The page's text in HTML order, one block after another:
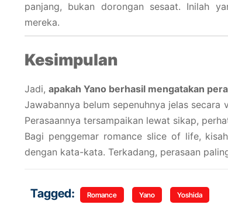
panjang, bukan dorongan sesaat. Inilah
mereka.
Kesimpulan
Jadi, apakah Yano berhasil mengatakan
Jawabannya belum sepenuhnya jelas
Perasaannya tersampaikan lewat sikap,
Bagi penggemar romance slice of life,
dengan kata-kata. Terkadang, perasaan
Tagged: Romance Yano Yoshida